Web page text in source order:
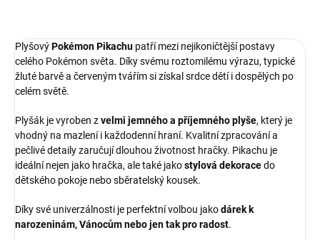
PlyšovýPokémon Pikachu patří mezi nejikoničtější postavy
celého Pokémon světa. Díky svému roztomilému výrazu, typické
žluté barvě a červeným tvářím si získal srdce dětí i dospělých po
celém světě.
Plyšák je vyroben zvelmi jemného a příjemného plyše, který je
vhodný na mazlení i každodenní hraní. Kvalitní zpracování a
pečlivé detaily zaručují dlouhou životnost hračky. Pikachu je
ideální nejen jako hračka, ale také jakostylová dekoracedo
dětského pokoje nebo sběratelský kousek.
Díky své univerzálnosti je perfektní volbou jakodárek k
narozeninám, Vánocům nebo jen tak pro radost.